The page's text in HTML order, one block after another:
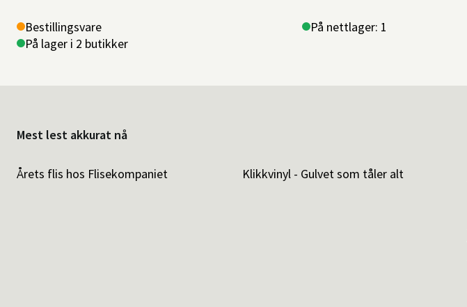
Bestillingsvare
På lager i 2 butikker
På nettlager: 1
Mest lest akkurat nå
Årets flis hos Flisekompaniet Klikkvinyl - Gulvet som tåler alt